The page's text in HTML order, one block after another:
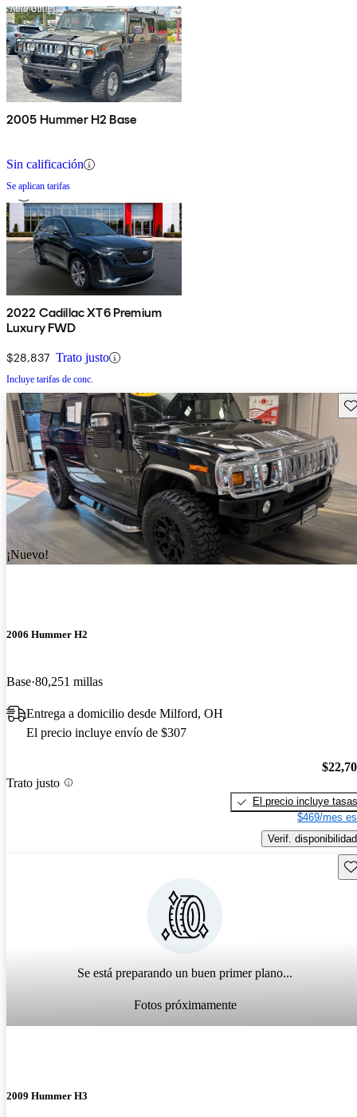
2005 Hummer H2 Base
Sin calificación
Se aplican tarifas
2022 Cadillac XT6 Premium
Luxury FWD
$28,837 Trato justo
Incluye tarifas de conc.
¡Nuevo!
2006 Hummer H2
Base 80,251 millas
Entrega a domicilio desde Milford, OH
El precio incluye envío de $307
Trato justo
El precio incluye tasas
$469/mes
Verif. disponibilidad
Se está preparando un buen primer plano...
Fotos próximamente
2009 Hummer H3